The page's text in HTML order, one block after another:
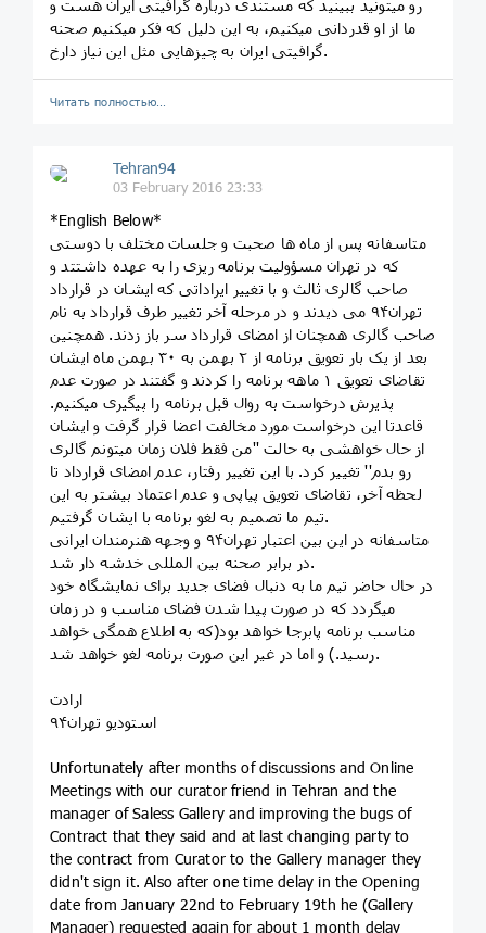
رو میتونید ببینید که مستندی درباره گرافیتی ایران هست و
ما از او قدردانی میکنیم، به این دلیل که فکر میکنیم صحنه
گرافیتی ایران به چیزهایی مثل این نیاز دارخ.
Читать полностью…
Tehran94
03 February 2016 23:33
*English Below*
متاسفانه پس از ماه ها صحبت و جلسات مختلف با دوستی
که در تهران مسؤولیت برنامه ریزی را به عهده داشتتد و
صاحب گالری ثالث و با تغییر ایراداتی که ایشان در قرارداد
تهران۹۴ می دیدند و در مرحله آخر تغییر طرف قرارداد به نام
صاحب گالری همچنان از امضای قرارداد سر باز زدند. همچنین
بعد از یک بار تعویق برنامه از ۲ بهمن به ۳۰ بهمن ماه ایشان
تقاضای تعویق ۱ ماهه برنامه را کردند و گفتند در صورت عدم
پذیرش درخواست به روال قبل برنامه را پیگیری میکنیم.
قاعدتا این درخواست مورد مخالفت اعضا قرار گرفت و ایشان
از حال خواهشی به حالت ''من فقط فلان زمان میتونم گالری
رو بدم'' تغییر کرد. با این تغییر رفتار، عدم امضای قرارداد تا
لحظه آخر، تقاضای تعویق پیاپی و عدم اعتماد بیشتر به این
تیم ما تصمیم به لغو برنامه با ایشان گرفتیم.
متاسفانه در این بین اعتبار تهران۹۴ و وجهه هنرمندان ایرانی
در برابر صحنه بین المللی خدشه دار شد.
در حال حاضر تیم ما به دنبال فضای جدید برای نمایشگاه خود
میگردد که در صورت پیدا شدن فضای مناسب و در زمان
مناسب برنامه پابرجا خواهد بود(که به اطلاع همگی خواهد
رسید.) و اما در غیر این صورت برنامه لغو خواهد شد.
ارادت
استودیو تهران۹۴
Unfortunately after months of discussions and Online
Meetings with our curator friend in Tehran and the
manager of Saless Gallery and improving the bugs of
Contract that they said and at last changing party to
the contract from Curator to the Gallery manager they
didn't sign it. Also after one time delay in the Opening
date from January 22nd to February 19th he (Gallery
Manager) requested again for about 1 month delay